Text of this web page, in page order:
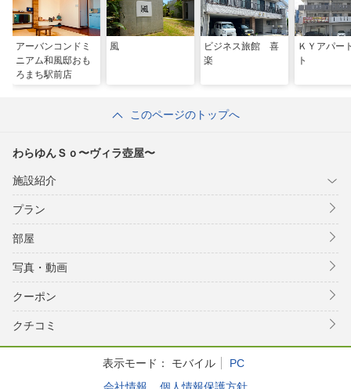
アーバンコンドミ
ニアム和風邸おも
ろまち駅前店
風
ビジネス旅館 喜
楽
ＫＹアパー
ト
このページのトップへ
わらゆんＳｏ〜ヴィラ壺屋〜
施設紹介
プラン
部屋
写真・動画
クーポン
クチコミ
表示モード： モバイル
PC